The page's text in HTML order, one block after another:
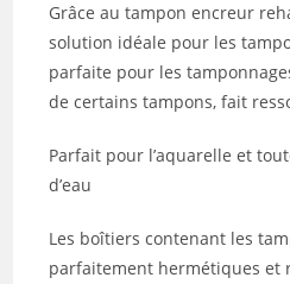
Grâce au tampon encreur
solution idéale pour les
parfaite pour les
de certains tampons, fait
Parfait pour l’aquarelle et
d’eau
Les boîtiers contenant les
parfaitement hermétiques et